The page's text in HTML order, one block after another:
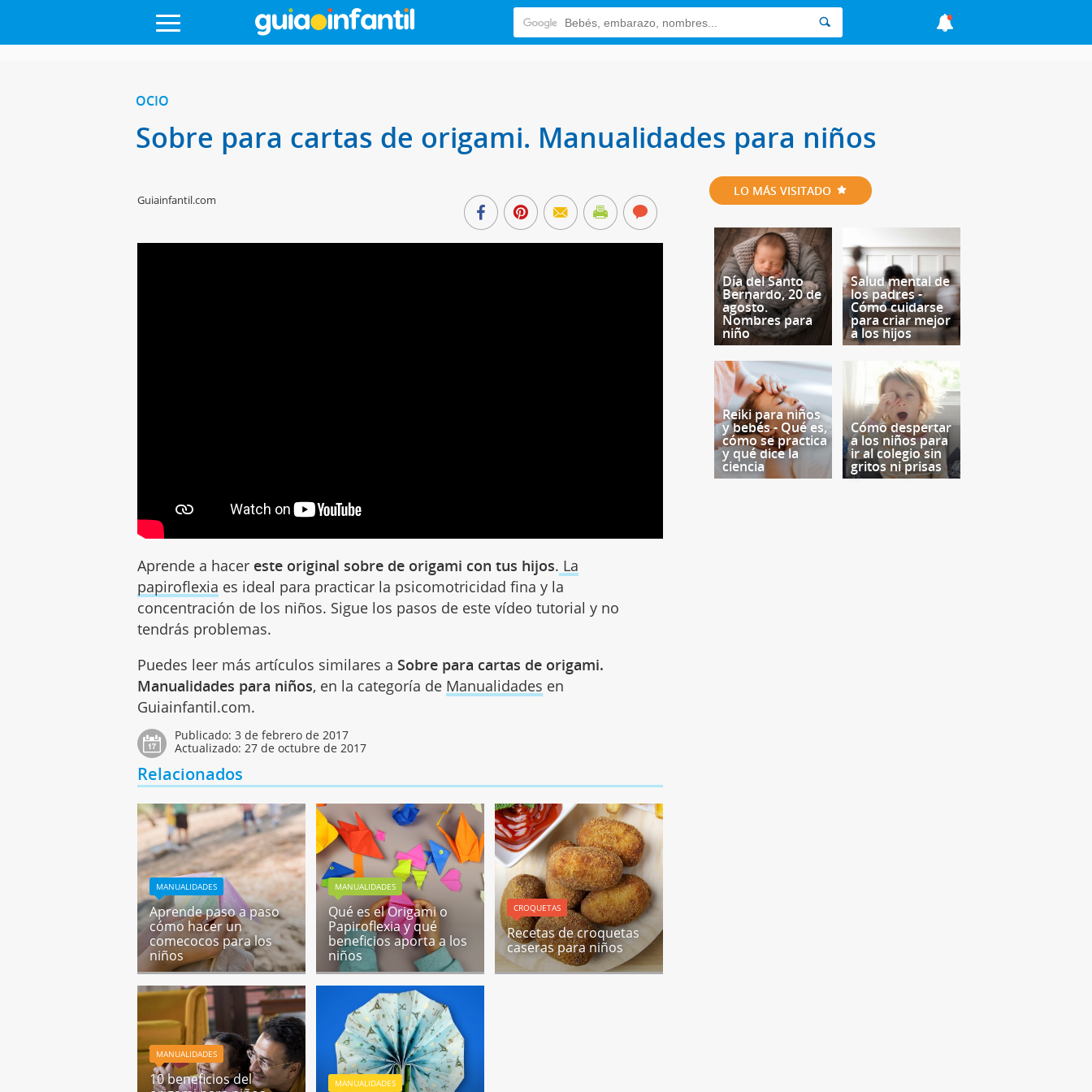
OCIO
Sobre para cartas de origami. Manualidades para niños
Guiainfantil.com
Aprende a hacer este original sobre de origami con tus hijos. La
papiroflexia es ideal para practicar la psicomotricidad fina y la
concentración de los niños. Sigue los pasos de este vídeo tutorial y no
tendrás problemas.
Puedes leer más artículos similares aSobre para cartas de origami.
Manualidades para niños, en la categoría de Manualidades en
Guiainfantil.com.
Publicado:3 de febrero de 2017
Actualizado: 27 de octubre de 2017
Relacionados
MANUALIDADES
Aprende paso a paso
cómo hacer un
comecocos para los
niños
MANUALIDADES
Qué es el Origami o
Papiroflexia y qué
beneficios aporta a los
niños
CROQUETAS
Recetas de croquetas
caseras para niños
MANUALIDADES
10 beneficios del
MANUALIDADES
LO MÁS VISITADO
Día del Santo
Bernardo, 20 de
agosto.
Nombres para
niño
Salud mental de
los padres -
Cómo cuidarse
para criar mejor
a los hijos
Reiki para niños
y bebés - Qué es,
cómo se practica
y qué dice la
ciencia
Cómo despertar
a los niños para
ir al colegio sin
gritos ni prisas